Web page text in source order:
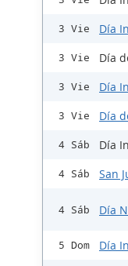
3 Vie Día
3 Vie Día
3 Vie Día
3 Vie Día
4 Sáb Día
4 Sáb San
4 Sáb Día
5 Dom Día